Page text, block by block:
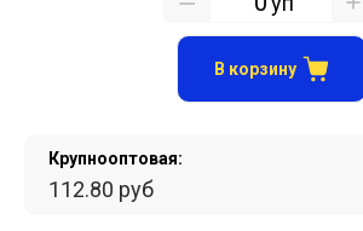
Крупнооптовая:
112.80 руб
В корзину